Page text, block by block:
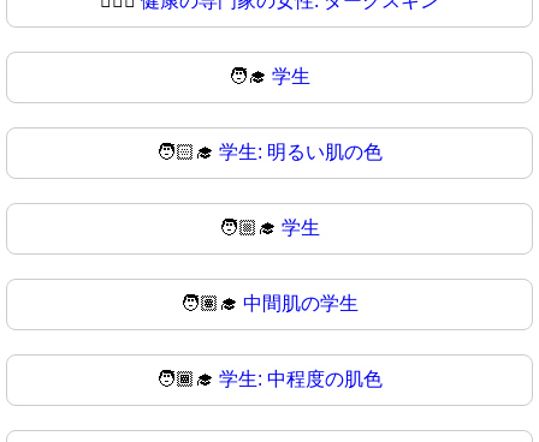
🧑‍🎓 学生
🧑🏻‍🎓 学生: 明るい肌の色
🧑🏼‍🎓 学生
🧑🏽‍🎓 中間肌の学生
🧑🏾‍🎓 学生: 中程度の肌色